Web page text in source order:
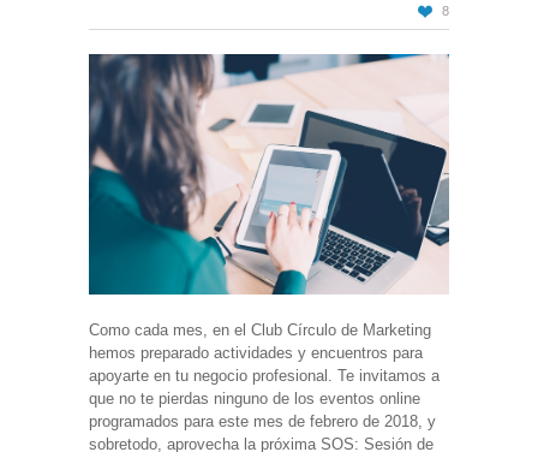
8
Como cada mes, en el Club Círculo de Marketing
hemos preparado actividades y encuentros para
apoyarte en tu negocio profesional. Te invitamos a
que no te pierdas ninguno de los eventos online
programados para este mes de febrero de 2018, y
sobretodo, aprovecha la próxima SOS: Sesión de